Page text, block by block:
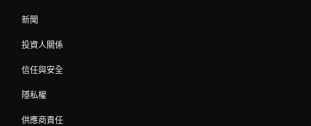
新聞
投資人關係
信任與安全
隱私權
供應商責任